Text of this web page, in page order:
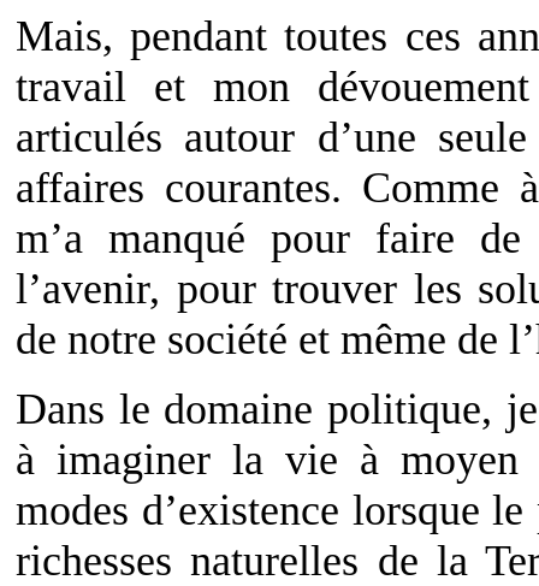
Mais, pendant toutes ces
travail et mon
articulés autour d’une
affaires courantes.
m’a manqué pour faire
l’avenir, pour trouver les
de notre société et même de
Dans le domaine politique,
à imaginer la vie à moyen
modes d’existence lorsque
richesses naturelles de la